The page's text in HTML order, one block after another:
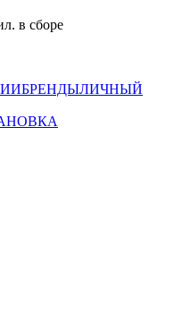
в сборе
БРЕНДЫЛИЧНЫЙ